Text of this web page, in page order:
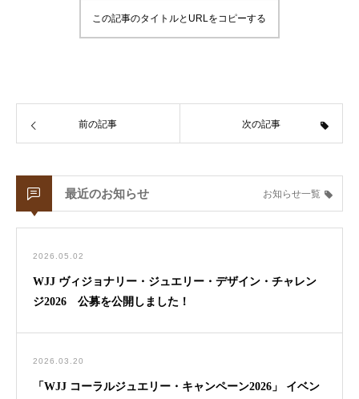
この記事のタイトルとURLをコピーする
前の記事 次の記事
最近のお知らせ お知らせ一覧
2026.05.02
WJJ ヴィジョナリー・ジュエリー・デザイン・チャレン
ジ2026 公募を公開しました！
2026.03.20
「WJJ コーラルジュエリー・キャンペーン2026」 イベン